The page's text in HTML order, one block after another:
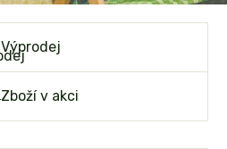
Výprodej
Zboží v akci